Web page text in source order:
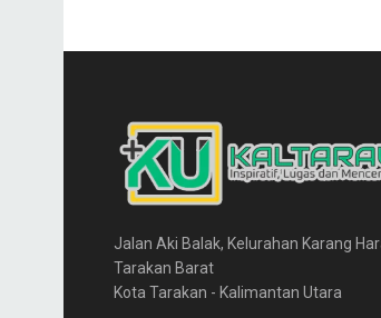
Jalan Aki Balak, Kelurahan Karang
Tarakan Barat
Kota Tarakan - Kalimantan Utara